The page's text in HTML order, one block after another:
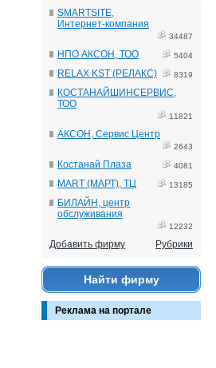
SMARTSITE,
Интернет-компания
34487
НПО АКСОН, ТОО 5404
RELAX KST (РЕЛАКС) 8319
КОСТАНАЙШИНСЕРВИС,
ТОО
11821
АКСОН, Сервис Центр
2643
Костанай Плаза 4081
MART (МАРТ), ТЦ 13185
БИЛАЙН, центр
обслуживания
12232
Добавить фирму Рубрики
Найти фирму
Реклама на портале